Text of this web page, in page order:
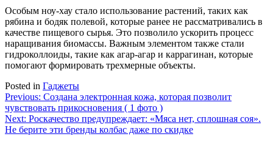
Особым ноу-хау стало использование растений, таких как
рябина и бодяк полевой, которые ранее не рассматривались в
качестве пищевого сырья. Это позволило ускорить процесс
наращивания биомассы. Важным элементом также стали
гидроколлоиды, такие как агар-агар и каррагинан, которые
помогают формировать трехмерные объекты.
Posted in Гаджеты
Навигация
по
записям
Previous: Создана электронная кожа, которая позволит
чувствовать прикосновения ( 1 фото )
Next: Роскачество предупреждает: «Мяса нет, сплошная соя».
Не берите эти бренды колбас даже по скидке